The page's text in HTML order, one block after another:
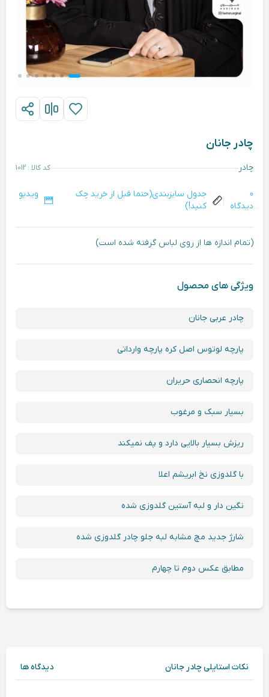
چادر جانان
چادر کد کالا : 1012
0
دیدگاه
جدول سایزبندی(حتما قبل از خرید چک
کنید!)
ویدیو
(تمام اندازه ها از روی لباس گرفته شده است)
ویژگی های محصول
چادر عربی جانان
پارچه لوتوس اصل کره پارچه وارداتی
پارچه انحصاری حریران
بسیار سبک و‌ مرغوب
ریزش بسیار بالایی دارد و‌ پف نمیکند
با گلدوزی نخ ابریشم اعلا
نگین دار و لبه آستین گلدوزی شده
شارژ جدید مچ مشابه لبه جلو چادر گلدوزی شده
مطابق عکس دوم تا چهارم
نکات استایلی چادر جانان دیدگاه ها